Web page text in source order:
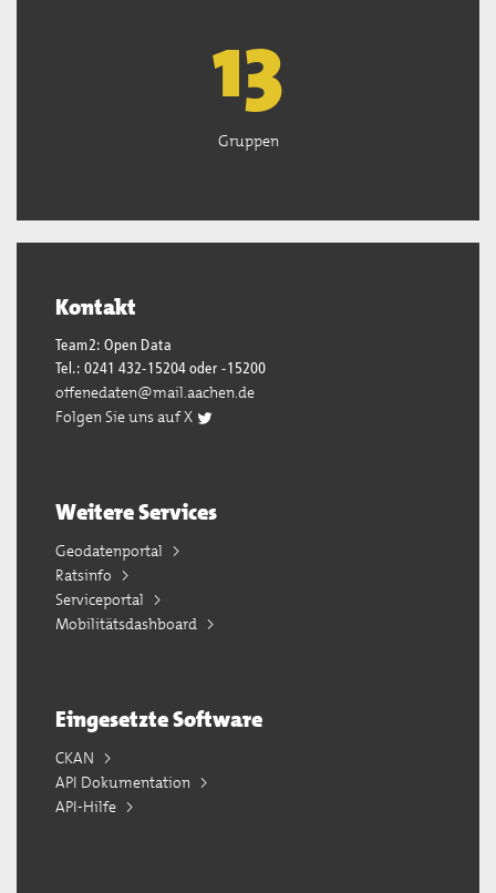
13
Gruppen
Kontakt
Team2: Open Data
Tel.: 0241 432-15204 oder -15200
offenedaten@mail.aachen.de
Folgen Sie uns auf X
Weitere Services
Geodatenportal
Ratsinfo
Serviceportal
Mobilitätsdashboard
Eingesetzte Software
CKAN
API Dokumentation
API-Hilfe